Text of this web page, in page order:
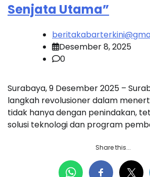
Senjata Utama”
Desember 8, 2025
0
Surabaya, 9 Desember 2025 –
langkah revolusioner dalam
tidak hanya dengan penindakan,
solusi teknologi dan program
Share this...